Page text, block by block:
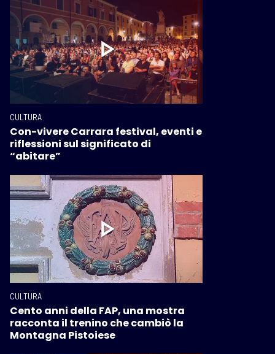
CULTURA
Con-vivere Carrara festival, eventi e
riflessioni sul significato di
“abitare”
CULTURA
Cento anni della FAP, una mostra
racconta il trenino che cambiò la
Montagna Pistoiese